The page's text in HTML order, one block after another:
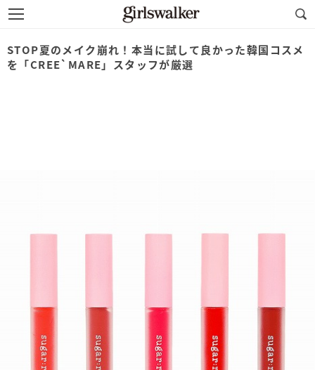
STOP夏のメイク崩れ！本当に試して良かった韓国コスメ
を「CREE`MARE」スタッフが厳選